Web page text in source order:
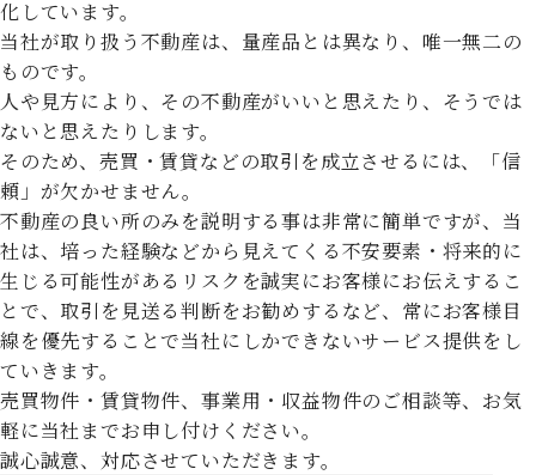
化しています。
当社が取り扱う不動産は、量産品とは異なり、唯一無二の
ものです。
人や見方により、その不動産がいいと思えたり、そうでは
ないと思えたりします。
そのため、売買・賃貸などの取引を成立させるには、「信
頼」が欠かせません。
不動産の良い所のみを説明する事は非常に簡単ですが、当
社は、培った経験などから見えてくる不安要素・将来的に
生じる可能性があるリスクを誠実にお客様にお伝えするこ
とで、取引を見送る判断をお勧めするなど、常にお客様目
線を優先することで当社にしかできないサービス提供をし
ていきます。
売買物件・賃貸物件、事業用・収益物件のご相談等、お気
軽に当社までお申し付けください。
誠心誠意、対応させていただきます。